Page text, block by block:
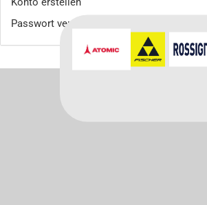
Passwort vergessen?